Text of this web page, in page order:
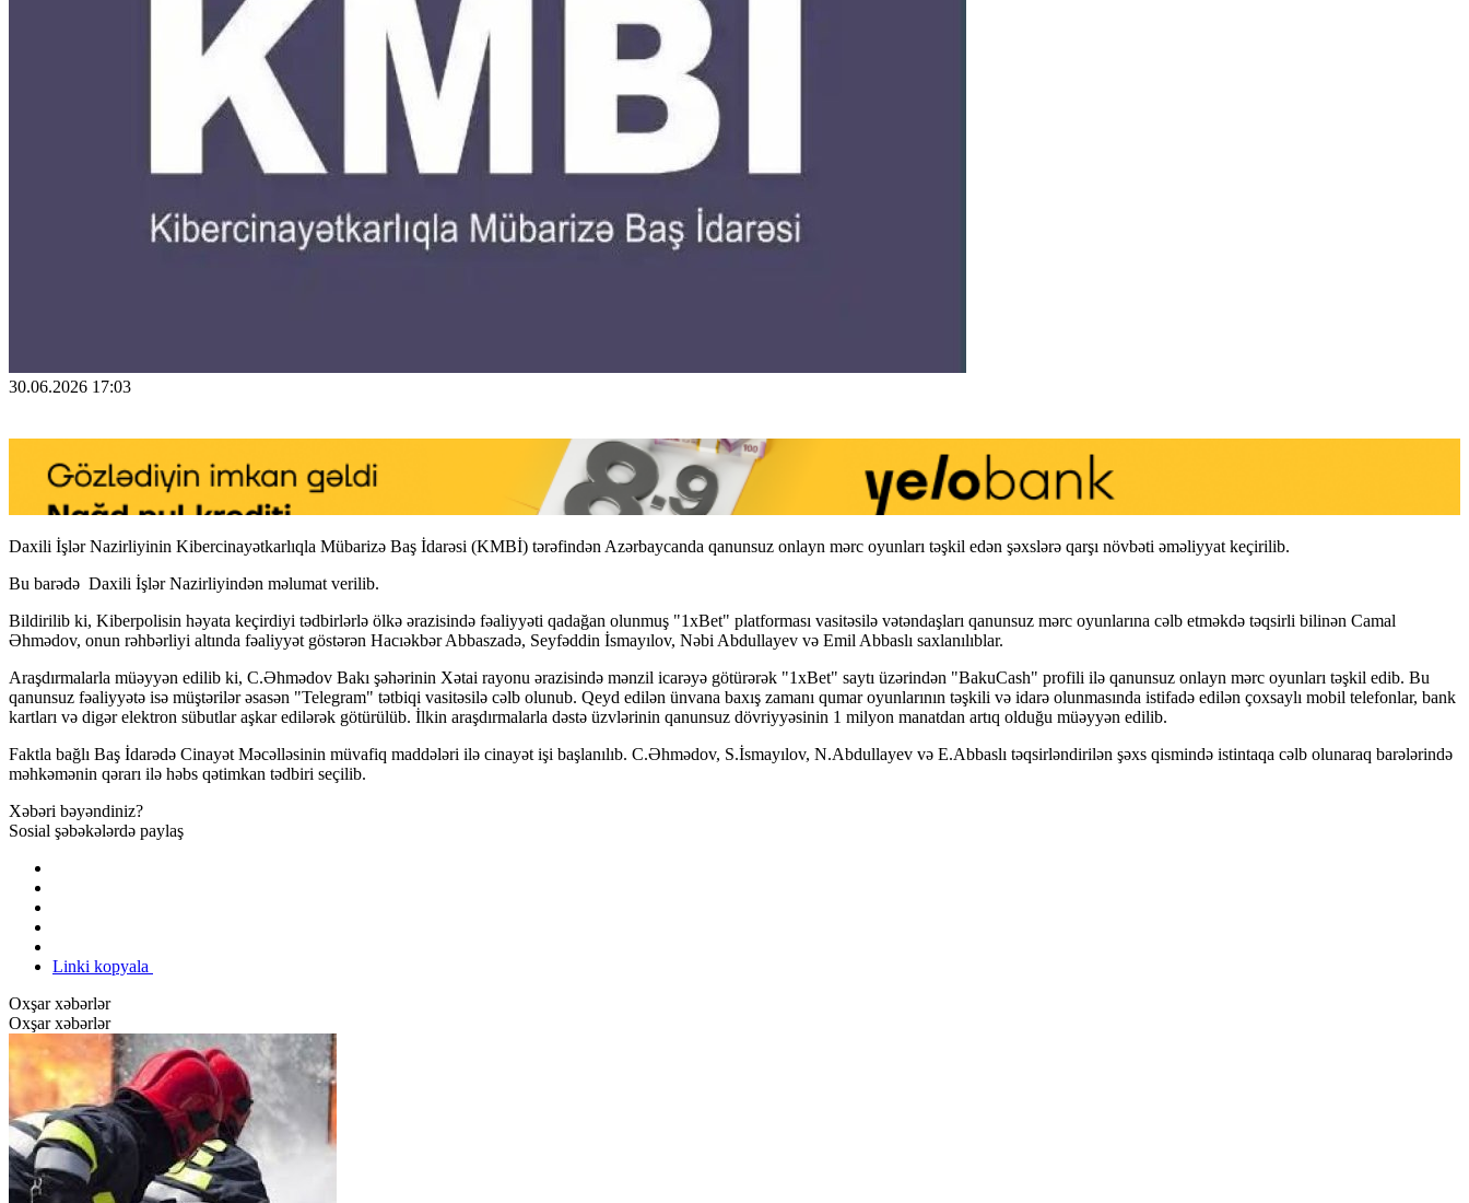
30.06.2026 17:03
Daxili İşlər Nazirliyinin Kibercinayətkarlıqla Mübarizə Baş İdarəsi (KMBİ) tərəfindən Azərbaycanda qanunsuz onlayn mərc oyunları təşkil edən şəxslərə qarşı növbəti əməliyyat keçirilib.
Bu barədə Daxili İşlər Nazirliyindən məlumat verilib.
Bildirilib ki, Kiberpolisin həyata keçirdiyi tədbirlərlə ölkə ərazisində fəaliyyəti qadağan olunmuş "1xBet" platforması vasitəsilə vətəndaşları qanunsuz mərc oyunlarına cəlb etməkdə təqsirli bilinən Camal
Əhmədov, onun rəhbərliyi altında fəaliyyət göstərən Hacıəkbər Abbaszadə, Seyfəddin İsmayılov, Nəbi Abdullayev və Emil Abbaslı saxlanılıblar.
Araşdırmalarla müəyyən edilib ki, C.Əhmədov Bakı şəhərinin Xətai rayonu ərazisində mənzil icarəyə götürərək "1xBet" saytı üzərindən "BakuCash" profili ilə qanunsuz onlayn mərc oyunları təşkil edib. Bu
qanunsuz fəaliyyətə isə müştərilər əsasən "Telegram" tətbiqi vasitəsilə cəlb olunub. Qeyd edilən ünvana baxış zamanı qumar oyunlarının təşkili və idarə olunmasında istifadə edilən çoxsaylı mobil telefonlar, bank
kartları və digər elektron sübutlar aşkar edilərək götürülüb. İlkin araşdırmalarla dəstə üzvlərinin qanunsuz dövriyyəsinin 1 milyon manatdan artıq olduğu müəyyən edilib.
Faktla bağlı Baş İdarədə Cinayət Məcəlləsinin müvafiq maddələri ilə cinayət işi başlanılıb. C.Əhmədov, S.İsmayılov, N.Abdullayev və E.Abbaslı təqsirləndirilən şəxs qismində istintaqa cəlb olunaraq barələrində
məhkəmənin qərarı ilə həbs qətimkan tədbiri seçilib.
Xəbəri bəyəndiniz?
Sosial şəbəkələrdə paylaş
Linki kopyala
Oxşar xəbərlər
Oxşar xəbərlər